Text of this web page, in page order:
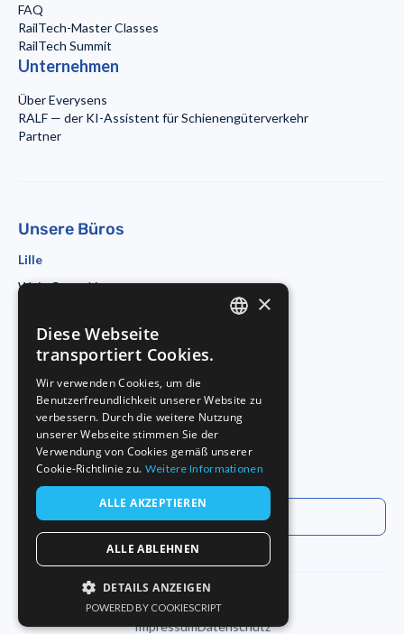
FAQ
RailTech-Master Classes
RailTech Summit
Unternehmen
Über Everysens
RALF — der KI-Assistent für Schienengüterverkehr
Partner
Unsere Büros
Lille
Wojo Coworking
Paris
Morning Coworking
11bis rue Beaurepaire
75010 Paris
Duisburg
Startport
Philosophenweg 31-33
47051 Duisburg
Everysens kontaktieren
ImpressumDatenschutz
GERMAN
×
Diese Webseite
transportiert Cookies.
Wir verwenden Cookies, um die
Benutzerfreundlichkeit unserer Website zu
verbessern. Durch die weitere Nutzung
unserer Webseite stimmen Sie der
Verwendung von Cookies gemäß unserer
Cookie-Richtlinie zu. Weitere Informationen
ALLE AKZEPTIEREN
ALLE ABLEHNEN
DETAILS ANZEIGEN
POWERED BY COOKIESCRIPT